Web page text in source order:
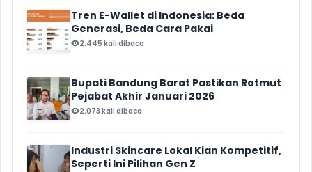
Tren E-Wallet di Indonesia: Beda
Generasi, Beda Cara Pakai
2.445 kali dibaca
Bupati Bandung Barat Pastikan Rotmut
Pejabat Akhir Januari 2026
2.073 kali dibaca
Industri Skincare Lokal Kian Kompetitif,
Seperti Ini Pilihan Gen Z